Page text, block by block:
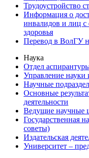
Трудоустройство
Информация о
инвалидов и лиц
здоровья
Перевод в ВолГУ
Наука
Отдел
Управление науки
Научные
Основные
деятельности
Ведущие научные
Государственная
советы)
Издательская
Университет –